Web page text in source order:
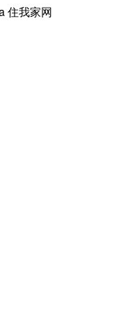
住我家网